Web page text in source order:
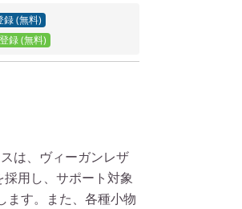
録 (無料)
登録 (無料)
は、ヴィーガンレザ
用し、サポート対象
ます。また、各種小物